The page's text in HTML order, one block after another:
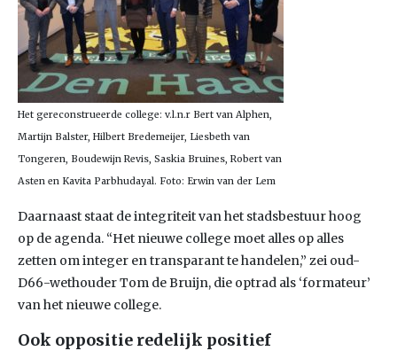
Het gereconstrueerde college: v.l.n.r Bert van Alphen,
Martijn Balster, Hilbert Bredemeijer, Liesbeth van
Tongeren, Boudewijn Revis, Saskia Bruines, Robert van
Asten en Kavita Parbhudayal. Foto: Erwin van der Lem
Daarnaast staat de integriteit van het stadsbestuur hoog
op de agenda. “Het nieuwe college moet alles op alles
zetten om integer en transparant te handelen,” zei oud-
D66-wethouder Tom de Bruijn, die optrad als ‘formateur’
van het nieuwe college.
Ook oppositie redelijk positief